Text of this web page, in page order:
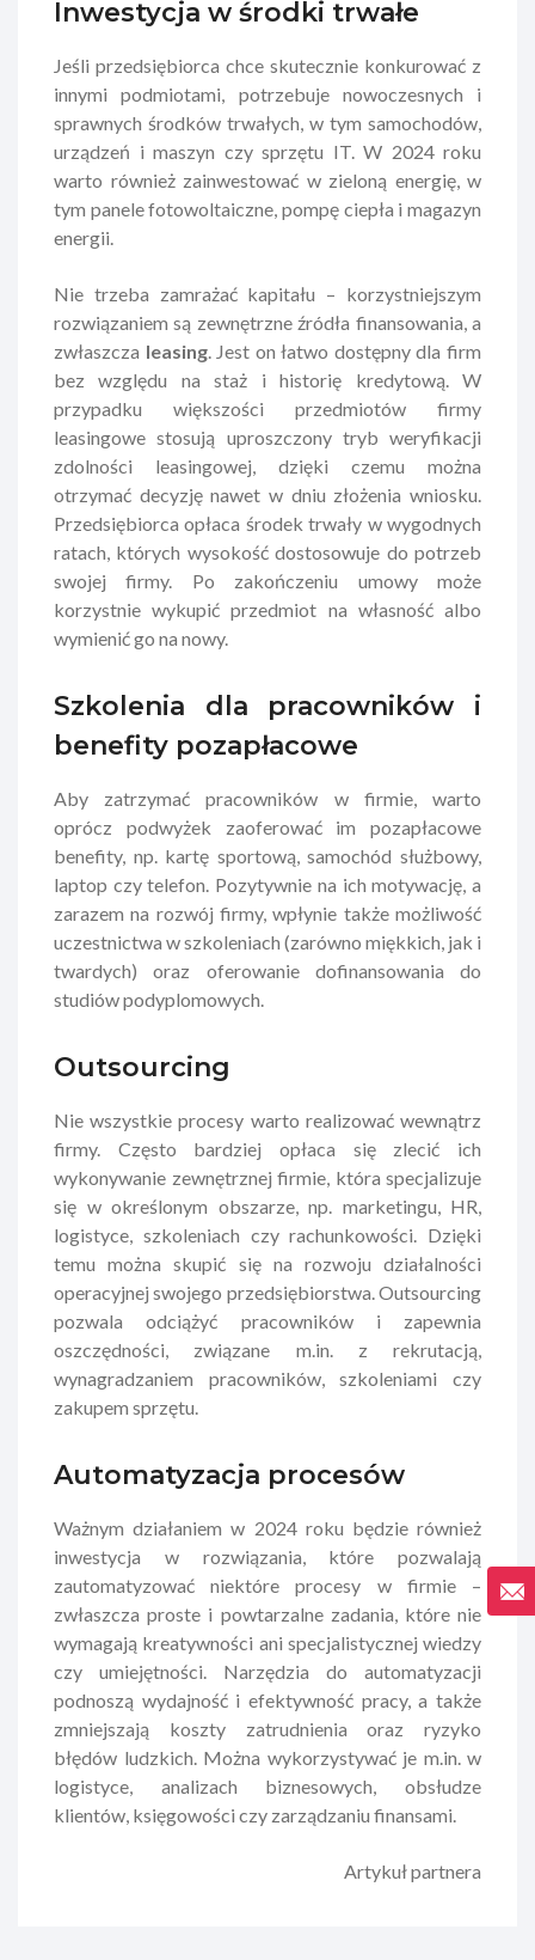
Inwestycja w środki trwałe
Jeśli przedsiębiorca chce skutecznie konkurować z
innymi podmiotami, potrzebuje nowoczesnych i
sprawnych środków trwałych, w tym samochodów,
urządzeń i maszyn czy sprzętu IT. W 2024 roku
warto również zainwestować w zieloną energię, w
tym panele fotowoltaiczne, pompę ciepła i magazyn
energii.
Nie trzeba zamrażać kapitału – korzystniejszym
rozwiązaniem są zewnętrzne źródła finansowania, a
zwłaszcza leasing. Jest on łatwo dostępny dla firm
bez względu na staż i historię kredytową. W
przypadku większości przedmiotów firmy
leasingowe stosują uproszczony tryb weryfikacji
zdolności leasingowej, dzięki czemu można
otrzymać decyzję nawet w dniu złożenia wniosku.
Przedsiębiorca opłaca środek trwały w wygodnych
ratach, których wysokość dostosowuje do potrzeb
swojej firmy. Po zakończeniu umowy może
korzystnie wykupić przedmiot na własność albo
wymienić go na nowy.
Szkolenia dla pracowników i
benefity pozapłacowe
Aby zatrzymać pracowników w firmie, warto
oprócz podwyżek zaoferować im pozapłacowe
benefity, np. kartę sportową, samochód służbowy,
laptop czy telefon. Pozytywnie na ich motywację, a
zarazem na rozwój firmy, wpłynie także możliwość
uczestnictwa w szkoleniach (zarówno miękkich, jak i
twardych) oraz oferowanie dofinansowania do
studiów podyplomowych.
Outsourcing
Nie wszystkie procesy warto realizować wewnątrz
firmy. Często bardziej opłaca się zlecić ich
wykonywanie zewnętrznej firmie, która specjalizuje
się w określonym obszarze, np. marketingu, HR,
logistyce, szkoleniach czy rachunkowości. Dzięki
temu można skupić się na rozwoju działalności
operacyjnej swojego przedsiębiorstwa. Outsourcing
pozwala odciążyć pracowników i zapewnia
oszczędności, związane m.in. z rekrutacją,
wynagradzaniem pracowników, szkoleniami czy
zakupem sprzętu.
Automatyzacja procesów
Ważnym działaniem w 2024 roku będzie również
inwestycja w rozwiązania, które pozwalają
zautomatyzować niektóre procesy w firmie –
zwłaszcza proste i powtarzalne zadania, które nie
wymagają kreatywności ani specjalistycznej wiedzy
czy umiejętności. Narzędzia do automatyzacji
podnoszą wydajność i efektywność pracy, a także
zmniejszają koszty zatrudnienia oraz ryzyko
błędów ludzkich. Można wykorzystywać je m.in. w
logistyce, analizach biznesowych, obsłudze
klientów, księgowości czy zarządzaniu finansami.
Artykuł partnera